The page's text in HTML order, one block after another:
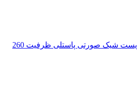
شیشه شیر آنتی کولیک تویست شیک صورتی پاستلی ظرفیت 260